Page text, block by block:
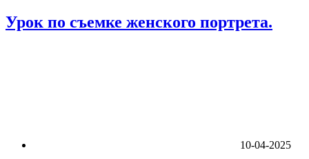
Урок по съемке женского портрета.
10-04-2025